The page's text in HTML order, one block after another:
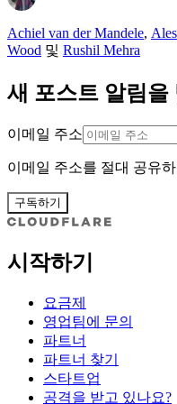
Achiel van der Mandele,
Wood 및 Rushil Mehra
새 포스트 알림을
이메일 주소
이메일 주소를 절대 공유
구독하기
시작하기
요금제
영업팀에 문의
파트너
파트너 찾기
스타트업
공격을 받고 있나요?